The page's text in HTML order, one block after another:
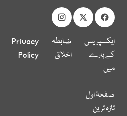
ایکسپریس
کے بارے
میں
ضابطہ
اخلاق
Privacy
Policy
صفحۂ اول
تازہ ترین